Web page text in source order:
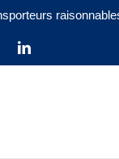
FacebookLinkedIn